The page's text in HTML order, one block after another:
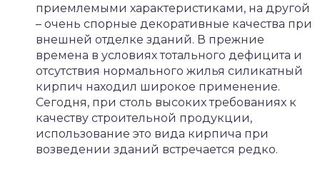
приемлемыми характеристиками, на другой
– очень спорные декоративные качества при
внешней отделке зданий. В прежние
времена в условиях тотального дефицита и
отсутствия нормального жилья силикатный
кирпич находил широкое применение.
Сегодня, при столь высоких требованиях к
качеству строительной продукции,
использование это вида кирпича при
возведении зданий встречается редко.